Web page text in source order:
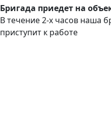
Бригада приедет на
В течение 2-х часов наша
приступит к работе